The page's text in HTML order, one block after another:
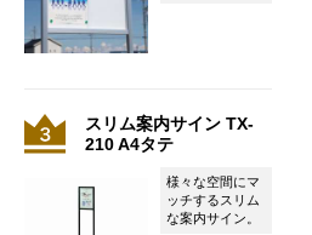
スリム案内サイン TX-
210 A4タテ
様々な空間にマ
ッチするスリム
な案内サイン。